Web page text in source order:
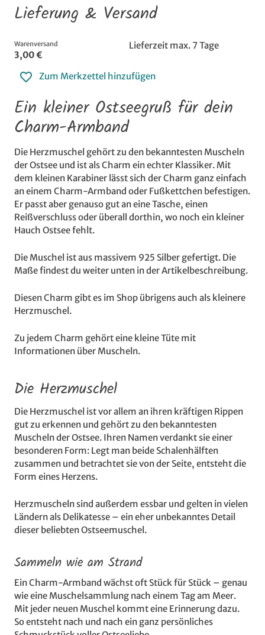
Lieferung & Versand
Warenversand
3,00 €
Lieferzeit max. 7 Tage
Zum Merkzettel hinzufügen
Ein kleiner Ostseegruß für dein
Charm-Armband
Die Herzmuschel gehört zu den bekanntesten Muscheln
der Ostsee und ist als Charm ein echter Klassiker. Mit
dem kleinen Karabiner lässt sich der Charm ganz einfach
an einem Charm-Armband oder Fußkettchen befestigen.
Er passt aber genauso gut an eine Tasche, einen
Reißverschluss oder überall dorthin, wo noch ein kleiner
Hauch Ostsee fehlt.
Die Muschel ist aus massivem 925 Silber gefertigt. Die
Maße findest du weiter unten in der Artikelbeschreibung.
Diesen Charm gibt es im Shop übrigens auch als kleinere
Herzmuschel.
Zu jedem Charm gehört eine kleine Tüte mit
Informationen über Muscheln.
Die Herzmuschel
Die Herzmuschel ist vor allem an ihren kräftigen Rippen
gut zu erkennen und gehört zu den bekanntesten
Muscheln der Ostsee. Ihren Namen verdankt sie einer
besonderen Form: Legt man beide Schalenhälften
zusammen und betrachtet sie von der Seite, entsteht die
Form eines Herzens.
Herzmuscheln sind außerdem essbar und gelten in vielen
Ländern als Delikatesse – ein eher unbekanntes Detail
dieser beliebten Ostseemuschel.
Sammeln wie am Strand
Ein Charm-Armband wächst oft Stück für Stück – genau
wie eine Muschelsammlung nach einem Tag am Meer.
Mit jeder neuen Muschel kommt eine Erinnerung dazu.
So entsteht nach und nach ein ganz persönliches